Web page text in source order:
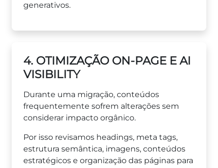
generativos.
4. OTIMIZAÇÃO ON-PAGE E AI
VISIBILITY
Durante uma migração, conteúdos
frequentemente sofrem alterações sem
considerar impacto orgânico.
Por isso revisamos headings, meta tags,
estrutura semântica, imagens, conteúdos
estratégicos e organização das páginas para